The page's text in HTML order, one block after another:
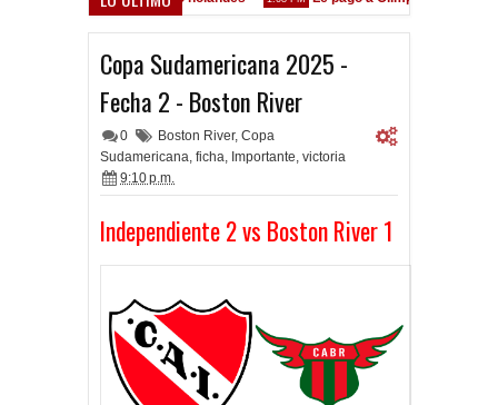
Copa Sudamericana 2025 -
Fecha 2 - Boston River
0 Boston River, Copa
Sudamericana, ficha, Importante, victoria
9:10 p.m.
Independiente 2 vs Boston River 1